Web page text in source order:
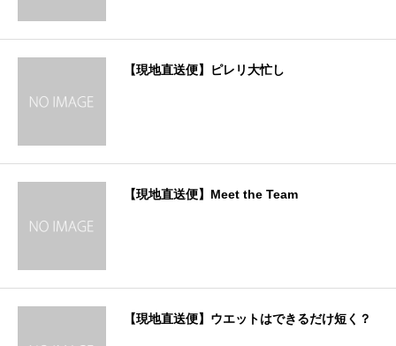
【現地直送便】ピレリ大忙し
【現地直送便】Meet the Team
【現地直送便】ウエットはできるだけ短く？